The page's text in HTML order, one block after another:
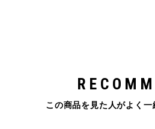
この商品を見た人がよく